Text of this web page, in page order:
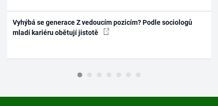
Vyhýbá se generace Z vedoucím pozicím? Podle sociologů
mladí kariéru obětují jistotě